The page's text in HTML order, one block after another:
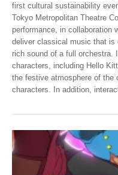
first cultural sustainability
Tokyo Metropolitan Theatre
performance, in collaboration
deliver classical music that
rich sound of a full orchestra.
characters, including Hello
the festive atmosphere of the
characters. In addition,